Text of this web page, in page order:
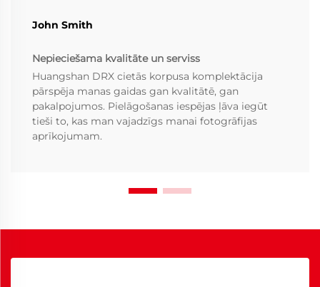
John Smith
Nepieciešama kvalitāte un serviss
Huangshan DRX cietās korpusa komplektācija
pārspēja manas gaidas gan kvalitātē, gan
pakalpojumos. Pielāgošanas iespējas ļāva iegūt
tieši to, kas man vajadzīgs manai fotogrāfijas
aprīkojumam.